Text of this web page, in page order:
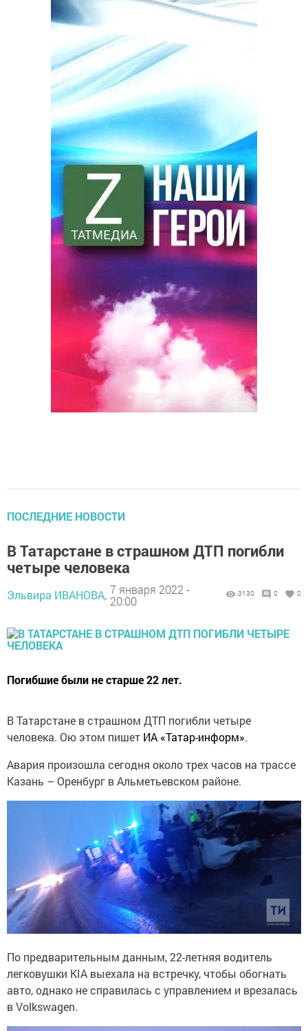
ПОСЛЕДНИЕ НОВОСТИ
В Татарстане в страшном ДТП погибли
четыре человека
Эльвира ИВАНОВА, 7 января 2022 -
20:00
3130 0 0
Погибшие были не старше 22 лет.
В Татарстане в страшном ДТП погибли четыре
человека. Ою этом пишет ИА «Татар-информ».
Авария произошла сегодня около трех часов на трассе
Казань – Оренбург в Альметьевском районе.
По предварительным данным, 22-летняя водитель
легковушки KIA выехала на встречку, чтобы обогнать
авто, однако не справилась с управлением и врезалась
в Volkswagen.